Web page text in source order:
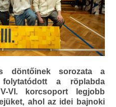
döntőinek sorozata a
folytatódott a röplabda
VI. korcsoport legjobb
ahol az idei bajnoki